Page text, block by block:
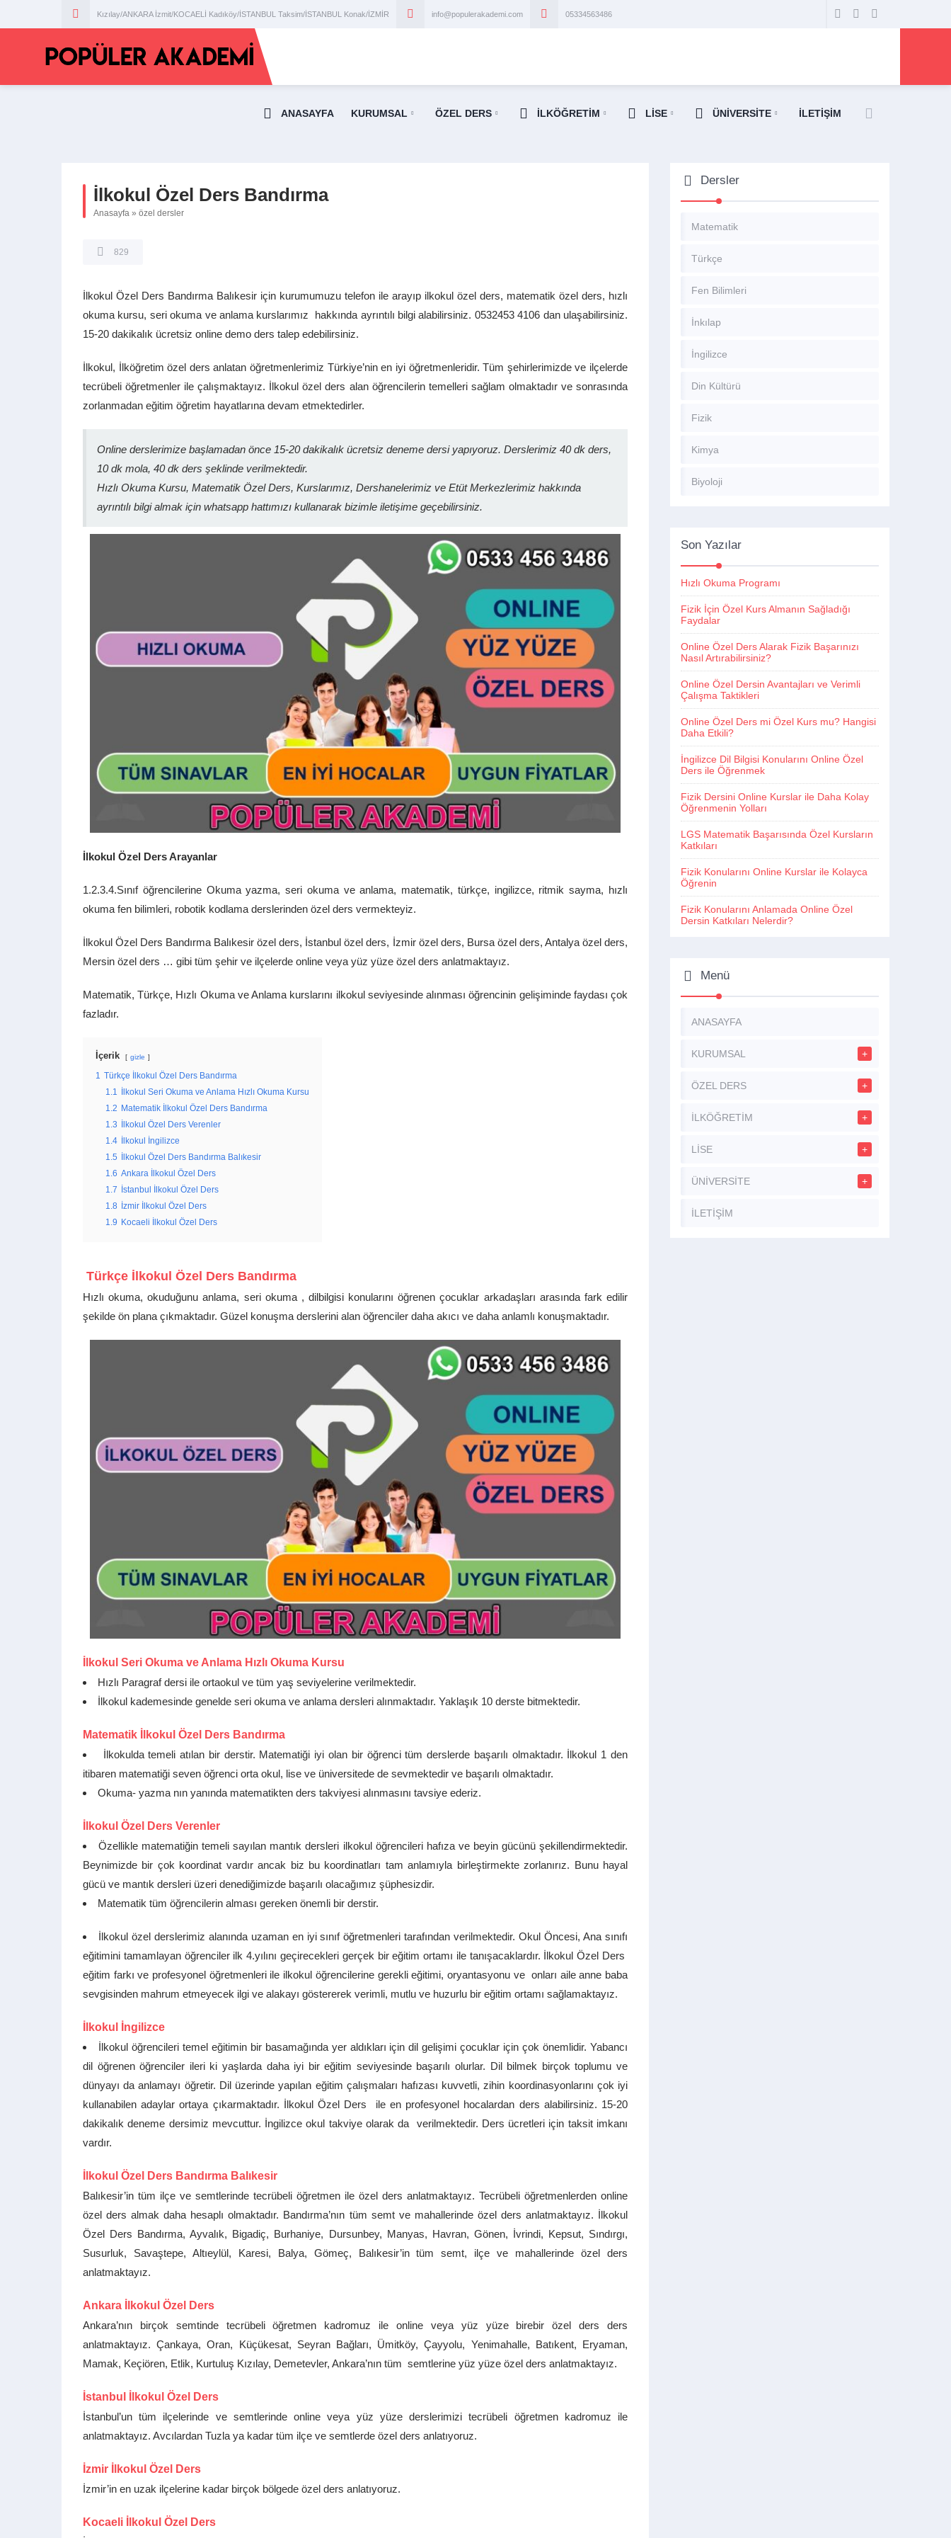
Kızılay/ANKARA İzmit/KOCAELİ Kadıköy/İSTANBUL Taksim/İSTANBUL Konak/İZMİR info@populerakademi.com 05334563486
ANASAYFA KURUMSAL ÖZEL DERS İLKÖĞRETİM LİSE ÜNİVERSİTE İLETİŞİM
İlkokul Özel Ders Bandırma
Anasayfa » özel dersler
829
İlkokul Özel Ders Bandırma Balıkesir için kurumumuzu telefon ile arayıp ilkokul özel ders, matematik özel ders, hızlı
okuma kursu, seri okuma ve anlama kurslarımız hakkında ayrıntılı bilgi alabilirsiniz. 0532453 4106 dan ulaşabilirsiniz.
15-20 dakikalık ücretsiz online demo ders talep edebilirsiniz.
İlkokul, İlköğretim özel ders anlatan öğretmenlerimiz Türkiye’nin en iyi öğretmenleridir. Tüm şehirlerimizde ve ilçelerde
tecrübeli öğretmenler ile çalışmaktayız. İlkokul özel ders alan öğrencilerin temelleri sağlam olmaktadır ve sonrasında
zorlanmadan eğitim öğretim hayatlarına devam etmektedirler.
Online derslerimize başlamadan önce 15-20 dakikalık ücretsiz deneme dersi yapıyoruz. Derslerimiz 40 dk ders,
10 dk mola, 40 dk ders şeklinde verilmektedir.
Hızlı Okuma Kursu, Matematik Özel Ders, Kurslarımız, Dershanelerimiz ve Etüt Merkezlerimiz hakkında
ayrıntılı bilgi almak için whatsapp hattımızı kullanarak bizimle iletişime geçebilirsiniz.
İlkokul Özel Ders Arayanlar
1.2.3.4.Sınıf öğrencilerine Okuma yazma, seri okuma ve anlama, matematik, türkçe, ingilizce, ritmik sayma, hızlı
okuma fen bilimleri, robotik kodlama derslerinden özel ders vermekteyiz.
İlkokul Özel Ders Bandırma Balıkesir özel ders, İstanbul özel ders, İzmir özel ders, Bursa özel ders, Antalya özel ders,
Mersin özel ders … gibi tüm şehir ve ilçelerde online veya yüz yüze özel ders anlatmaktayız.
Matematik, Türkçe, Hızlı Okuma ve Anlama kurslarını ilkokul seviyesinde alınması öğrencinin gelişiminde faydası çok
fazladır.
İçerik gizle
1
Türkçe İlkokul Özel Ders Bandırma
1.1
İlkokul Seri Okuma ve Anlama Hızlı Okuma Kursu
1.2 Matematik İlkokul Özel Ders Bandırma
1.3 İlkokul Özel Ders Verenler
1.4 İlkokul İngilizce
1.5 İlkokul Özel Ders Bandırma Balıkesir
1.6 Ankara İlkokul Özel Ders
1.7 İstanbul İlkokul Özel Ders
1.8 İzmir İlkokul Özel Ders
1.9 Kocaeli İlkokul Özel Ders
Türkçe İlkokul Özel Ders Bandırma
Hızlı okuma, okuduğunu anlama, seri okuma , dilbilgisi konularını öğrenen çocuklar arkadaşları arasında fark edilir
şekilde ön plana çıkmaktadır. Güzel konuşma derslerini alan öğrenciler daha akıcı ve daha anlamlı konuşmaktadır.
İlkokul Seri Okuma ve Anlama Hızlı Okuma Kursu
Hızlı Paragraf dersi ile ortaokul ve tüm yaş seviyelerine verilmektedir.
İlkokul kademesinde genelde seri okuma ve anlama dersleri alınmaktadır. Yaklaşık 10 derste bitmektedir.
Matematik İlkokul Özel Ders Bandırma
İlkokulda temeli atılan bir derstir. Matematiği iyi olan bir öğrenci tüm derslerde başarılı olmaktadır. İlkokul 1 den
itibaren matematiği seven öğrenci orta okul, lise ve üniversitede de sevmektedir ve başarılı olmaktadır.
Okuma- yazma nın yanında matematikten ders takviyesi alınmasını tavsiye ederiz.
İlkokul Özel Ders Verenler
Özellikle matematiğin temeli sayılan mantık dersleri ilkokul öğrencileri hafıza ve beyin gücünü şekillendirmektedir.
Beynimizde bir çok koordinat vardır ancak biz bu koordinatları tam anlamıyla birleştirmekte zorlanırız. Bunu hayal
gücü ve mantık dersleri üzeri denediğimizde başarılı olacağımız şüphesizdir.
Matematik tüm öğrencilerin alması gereken önemli bir derstir.
İlkokul özel derslerimiz alanında uzaman en iyi sınıf öğretmenleri tarafından verilmektedir. Okul Öncesi, Ana sınıfı
eğitimini tamamlayan öğrenciler ilk 4.yılını geçirecekleri gerçek bir eğitim ortamı ile tanışacaklardır. İlkokul Özel Ders
eğitim farkı ve profesyonel öğretmenleri ile ilkokul öğrencilerine gerekli eğitimi, oryantasyonu ve onları aile anne baba
sevgisinden mahrum etmeyecek ilgi ve alakayı göstererek verimli, mutlu ve huzurlu bir eğitim ortamı sağlamaktayız.
İlkokul İngilizce
İlkokul öğrencileri temel eğitimin bir basamağında yer aldıkları için dil gelişimi çocuklar için çok önemlidir. Yabancı
dil öğrenen öğrenciler ileri ki yaşlarda daha iyi bir eğitim seviyesinde başarılı olurlar. Dil bilmek birçok toplumu ve
dünyayı da anlamayı öğretir. Dil üzerinde yapılan eğitim çalışmaları hafızası kuvvetli, zihin koordinasyonlarını çok iyi
kullanabilen adaylar ortaya çıkarmaktadır. İlkokul Özel Ders ile en profesyonel hocalardan ders alabilirsiniz. 15-20
dakikalık deneme dersimiz mevcuttur. İngilizce okul takviye olarak da verilmektedir. Ders ücretleri için taksit imkanı
vardır.
İlkokul Özel Ders Bandırma Balıkesir
Balıkesir’in tüm ilçe ve semtlerinde tecrübeli öğretmen ile özel ders anlatmaktayız. Tecrübeli öğretmenlerden online
özel ders almak daha hesaplı olmaktadır. Bandırma’nın tüm semt ve mahallerinde özel ders anlatmaktayız. İlkokul
Özel Ders Bandırma, Ayvalık, Bigadiç, Burhaniye, Dursunbey, Manyas, Havran, Gönen, İvrindi, Kepsut, Sındırgı,
Susurluk, Savaştepe, Altıeylül, Karesi, Balya, Gömeç, Balıkesir’in tüm semt, ilçe ve mahallerinde özel ders
anlatmaktayız.
Ankara İlkokul Özel Ders
Ankara’nın birçok semtinde tecrübeli öğretmen kadromuz ile online veya yüz yüze birebir özel ders ders
anlatmaktayız. Çankaya, Oran, Küçükesat, Seyran Bağları, Ümitköy, Çayyolu, Yenimahalle, Batıkent, Eryaman,
Mamak, Keçiören, Etlik, Kurtuluş Kızılay, Demetevler, Ankara’nın tüm semtlerine yüz yüze özel ders anlatmaktayız.
İstanbul İlkokul Özel Ders
İstanbul’un tüm ilçelerinde ve semtlerinde online veya yüz yüze derslerimizi tecrübeli öğretmen kadromuz ile
anlatmaktayız. Avcılardan Tuzla ya kadar tüm ilçe ve semtlerde özel ders anlatıyoruz.
İzmir İlkokul Özel Ders
İzmir’in en uzak ilçelerine kadar birçok bölgede özel ders anlatıyoruz.
Kocaeli İlkokul Özel Ders
Dersler
Matematik
Türkçe
Fen Bilimleri
İnkılap
İngilizce
Din Kültürü
Fizik
Kimya
Biyoloji
Son Yazılar
Hızlı Okuma Programı
Fizik İçin Özel Kurs Almanın Sağladığı
Faydalar
Online Özel Ders Alarak Fizik Başarınızı
Nasıl Artırabilirsiniz?
Online Özel Dersin Avantajları ve Verimli
Çalışma Taktikleri
Online Özel Ders mi Özel Kurs mu? Hangisi
Daha Etkili?
İngilizce Dil Bilgisi Konularını Online Özel
Ders ile Öğrenmek
Fizik Dersini Online Kurslar ile Daha Kolay
Öğrenmenin Yolları
LGS Matematik Başarısında Özel Kursların
Katkıları
Fizik Konularını Online Kurslar ile Kolayca
Öğrenin
Fizik Konularını Anlamada Online Özel
Dersin Katkıları Nelerdir?
Menü
ANASAYFA
KURUMSAL
ÖZEL DERS
İLKÖĞRETİM
LİSE
ÜNİVERSİTE
İLETİŞİM